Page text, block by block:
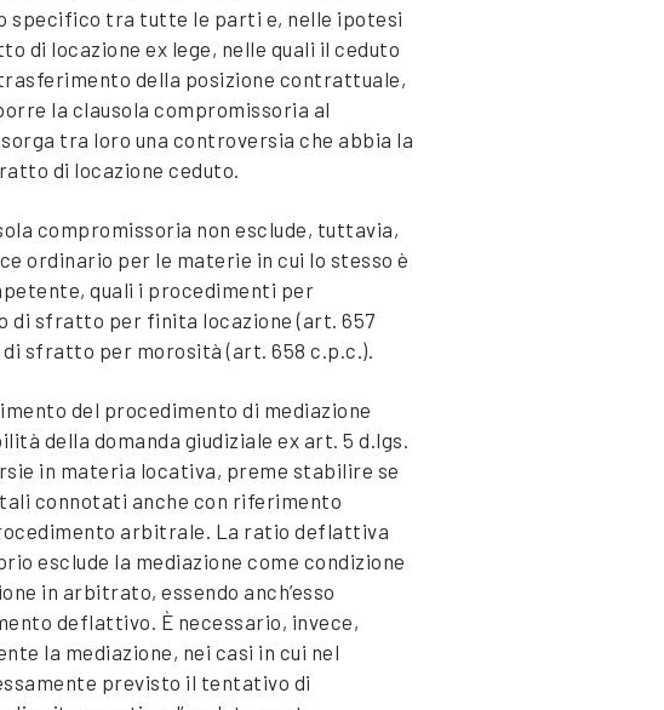
specifico tra tutte le parti e, nelle ipotesi
di locazione ex lege, nelle quali il ceduto
della posizione contrattuale,
la clausola compromissoria al
tra loro una controversia che abbia la
di locazione ceduto.
compromissoria non esclude, tuttavia,
ordinario per le materie in cui lo stesso è
quali i procedimenti per
di sfratto per finita locazione (art. 657
di sfratto per morosità (art. 658 c.p.c.).
del procedimento di mediazione
della domanda giudiziale ex art. 5 d.lgs.
in materia locativa, preme stabilire se
tali connotati anche con riferimento
arbitrale. La ratio deflattiva
esclude la mediazione come condizione
in arbitrato, essendo anch’esso
deflattivo. È necessario, invece,
la mediazione, nei casi in cui nel
previsto il tentativo di